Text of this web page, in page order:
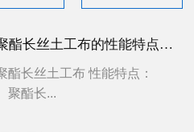
聚酯长丝土工布的性能特点及应用领域
酯长丝土工布 性能特点：
聚酯长...